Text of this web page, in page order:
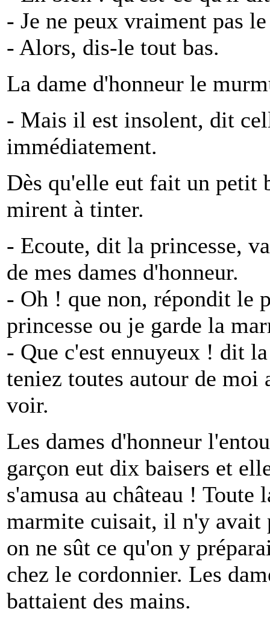
- Je ne peux vraiment pas
- Alors, dis-le tout bas.
La dame d'honneur le
- Mais il est insolent, dit
immédiatement.
Dès qu'elle eut fait un petit
mirent à tinter.
- Ecoute, dit la princesse,
de mes dames d'honneur.
- Oh ! que non, répondit le
princesse ou je garde la
- Que c'est ennuyeux ! dit
teniez toutes autour de moi
voir.
Les dames d'honneur
garçon eut dix baisers et
s'amusa au château !
marmite cuisait, il n'y avait
on ne sût ce qu'on y
chez le cordonnier. Les
battaient des mains.